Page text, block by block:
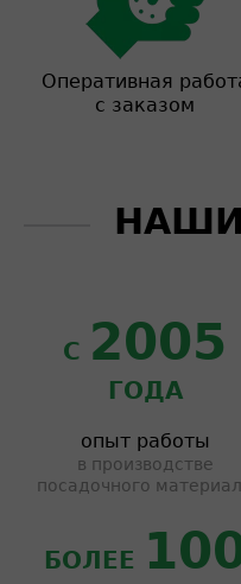
Оперативная
с заказом
С 2005
ГОДА
опыт работы
в производстве
посадочного
БОЛЕЕ